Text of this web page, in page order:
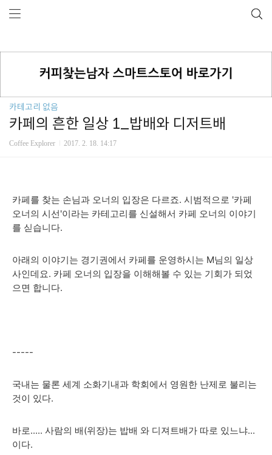
카테고리 없음
카페의 흔한 일상 1_밥배와 디저트배
Coffee Explorer 2017. 2. 18. 14:17
카페를 찾는 손님과 오너의 입장은 다르죠. 시범적으로 '카페
오너의 시선'이라는 카테고리를 신설해서 카페 오너의 이야기
를 싣습니다.
아래의 이야기는 경기권에서 카페를 운영하시는 M님의 일상
사인데요. 카페 오너의 입장을 이해해볼 수 있는 기회가 되었
으면 합니다.
-----
국내는 물론 세계 소화기내과 학회에서 영원한 난제로 불리는
것이 있다.
바로..... 사람의 배(위장)는 밥배 와 디져트배가 따로 있느냐...
이다.